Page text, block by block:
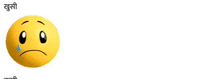
खुसी